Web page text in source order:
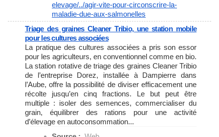
elevage/../agir-vite-pour-circonscrire-la-
maladie-due-aux-salmonelles
Triage des graines Cleaner Tribio, une station mobile
pour les cultures associées
La pratique des cultures associées a pris son essor
pour les agriculteurs, en conventionnel comme en bio.
La station rotative de triage des graines Cleaner Tribio
de l’entreprise Dorez, installée à Dampierre dans
l’Aube, offre la possibilité de diviser efficacement une
récolte jusqu’en cinq fractions. Le but peut être
multiple : isoler des semences, commercialiser du
grain, équilibrer des rations pour une activité
d’élevage en autoconsommation...